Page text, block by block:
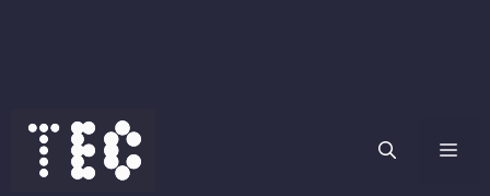
contenido